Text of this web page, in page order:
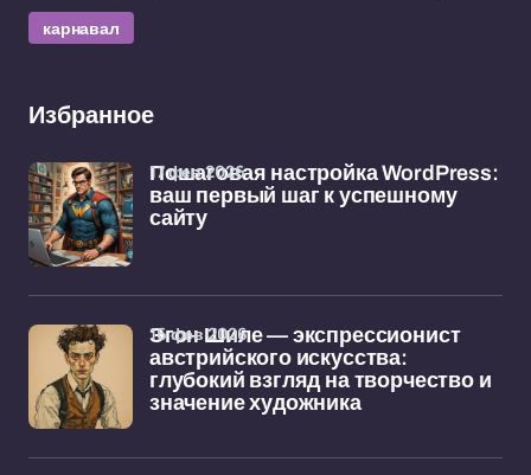
карнавал
Избранное
Пошаговая настройка WordPress:
ваш первый шаг к успешному
сайту
17 фев 2026
Эгон Шиле — экспрессионист
австрийского искусства:
глубокий взгляд на творчество и
значение художника
16 фев 2026